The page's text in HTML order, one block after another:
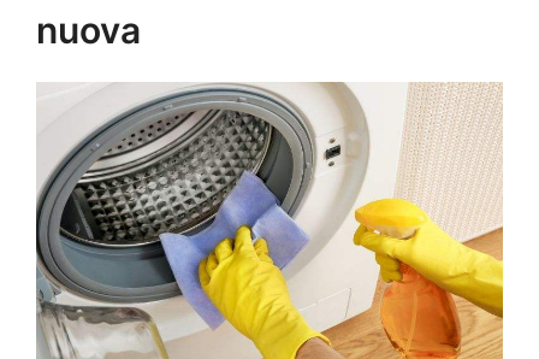
nuova